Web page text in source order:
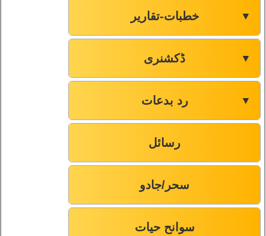
خطبات-تقاریر ▼
ڈکشنری ▼
رد بدعات ▼
رسائل
سحر/جادو
سوانح حیات